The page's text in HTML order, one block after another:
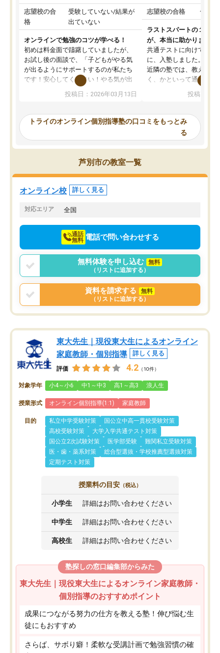
志望校の合
格
受験していない/結果が
出ていない
オンラインで勉強のコツが学べる！
初めは料金面で躊躇していましたが、
お試し後の面談で、「子どもがやる気
が出るようにサポートするのが私たち
です！安心してください！やる気が出
ないのは私たち講師の責任です」と言
ってくださり、確かに！と考えて、思
ったんですが、学生の先生から学ぶこ
み、徐々に成績が上がったらいいなと
思っていました。何が今足りないのか
を的確に指導いただき、子どももびっ
くりするほど楽しんでやる気を持って
塾を受けています。狙い通り、少しず
つ成績も上がり、苦手意識も無くなっ
てきたので、さらに苦手な数学も追加
でお願いしました。来年の高校受験に
投稿日：2026年03月13日
志望校の合格 合格
ラストスパートの１か月
が、本当に助かりました
共通テストに向けての追
に、入塾しました。田舎
近隣の塾では、教えても
く、かといって通うには
可能なので本当に助か
らないところをピンポイ
頂いて、とてもわかり
していました。一生を
スト、多少お金がかかっ
投稿日：
トライのオンライン個別指導塾の口コミをもっとみ
る
芦別市の教室一覧
オンライン校 詳しく見る
対応エリア 全国
通話
無料 電話で問い合わせする
無料体験を申し込む
無料
（リストに追加する）
資料を請求する
無料
（リストに追加する）
東大先生｜現役東大生によるオンライン
家庭教師・個別指導
詳しく見る
評価 4.2 （10件）
対象学年 小4～小6 中1～中3 高1～高3 浪人生
授業形式 オンライン個別指導(1:1) 家庭教師
目的 私立中学受験対策
国公立中高一貫校受験対策
高校受験対策
大学入学共通テスト対策
国公立2次試験対策
医学部受験
難関私立受験対策
医・歯・薬系対策
総合型選抜・学校推薦型選抜対策
定期テスト対策
授業料の目安 （税込）
小学生 詳細はお問い合わせください
中学生 詳細はお問い合わせください
高校生 詳細はお問い合わせください
塾探しの窓口編集部からみた
東大先生｜現役東大生によるオンライン家庭教師・
個別指導のおすすめポイント
成果につながる努力の仕方を教える塾！伸び悩む生
徒にもおすすめ
さらば、サボり癖！柔軟な受講計画で勉強習慣の確